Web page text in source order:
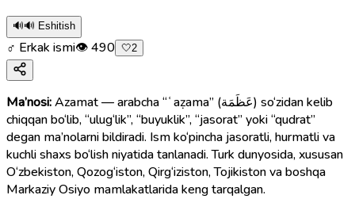
🔊🔊 Eshitish
♂ Erkak ismi👁490 🤍2
Ma’nosi:Azamat — arabcha “ʿaẓama” (عَظَمَة) so‘zidan kelib
chiqqan bo‘lib, “ulug‘lik”, “buyuklik”, “jasorat” yoki “qudrat”
degan ma’nolarni bildiradi. Ism ko‘pincha jasoratli, hurmatli va
kuchli shaxs bo‘lish niyatida tanlanadi. Turk dunyosida, xususan
O‘zbekiston, Qozog‘iston, Qirg‘iziston, Tojikiston va boshqa
Markaziy Osiyo mamlakatlarida keng tarqalgan.